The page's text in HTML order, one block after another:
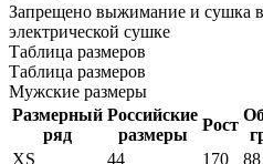
Запрещено выжимание и сушка
электрической сушке
Таблица размеров
Таблица размеров
Мужские размеры
Размерный
ряд
Российские
размеры
Рост
XS
44 170 88